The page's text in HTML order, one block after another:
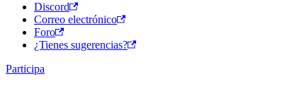
Discord
Correo electrónico
Foro
¿Tienes sugerencias?
Participa